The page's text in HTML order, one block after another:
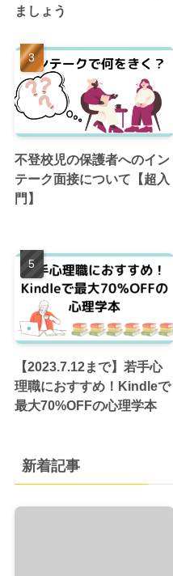
ましょう
不登校児の保護者へのイン
テーク面接について【超入
門】
【2023.7.12まで】若手心
理職におすすめ！Kindleで
最大70%OFFの心理学本
新着記事